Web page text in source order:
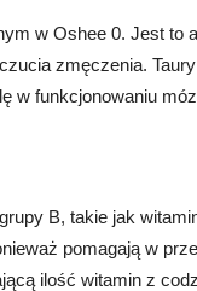
w Oshee 0. Jest
zmęczenia.
w funkcjonowaniu
B, takie jak
pomagają w
ilość witamin z